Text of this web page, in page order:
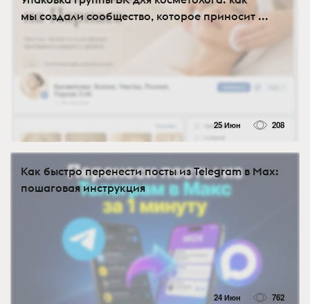
мы создали сообщество, которое приносит ...
25 Июн 208
Как быстро перенести посты из Telegram в Max:
пошаговая инструкция
24 Июн 762